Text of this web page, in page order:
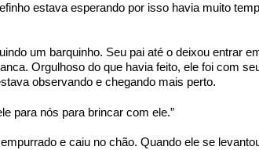
estava esperando por isso havia muito
um barquinho. Seu pai até o deixou entrar
Orgulhoso do que havia feito, ele foi com
observando e chegando mais perto.
para nós para brincar com ele.”
e caiu no chão. Quando ele se